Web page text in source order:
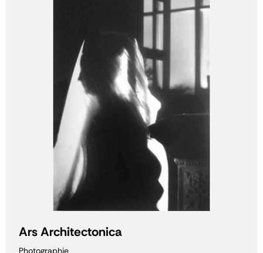
Ars Architectonica
Photographie